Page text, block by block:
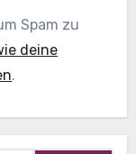
Spam zu
deine
.